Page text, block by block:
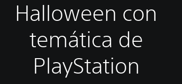
Halloween con
temática de
PlayStation